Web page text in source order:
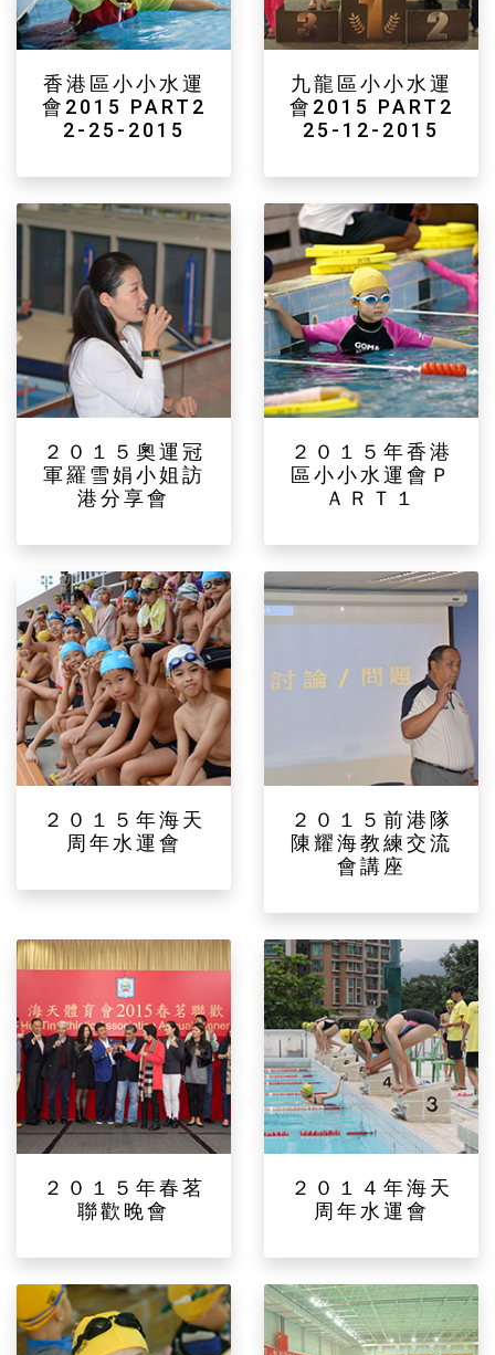
香港區小小水運
會2015 PART2
2-25-2015
九龍區小小水運
會2015 PART2
25-12-2015
２０１５奧運冠
軍羅雪娟小姐訪
港分享會
２０１５年香港
區小小水運會Ｐ
ＡＲＴ１
２０１５年海天
周年水運會
２０１５前港隊
陳耀海教練交流
會講座
２０１５年春茗
聯歡晚會
２０１４年海天
周年水運會